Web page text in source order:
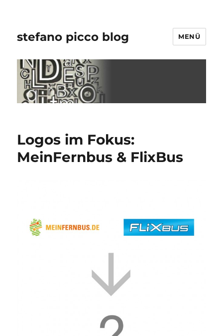
stefano picco blog MENÜ
Logos im Fokus:
MeinFernbus & FlixBus